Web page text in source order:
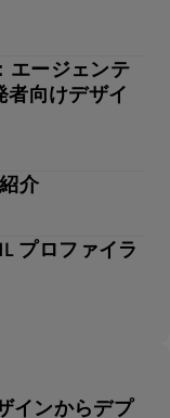
エージェンテ
者向けデザイ
介
プロファイラ
インからデプ